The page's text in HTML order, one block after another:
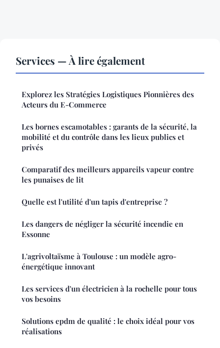
Services — À lire également
Explorez les Stratégies Logistiques Pionnières des
Acteurs du E-Commerce
Les bornes escamotables : garants de la sécurité, la
mobilité et du contrôle dans les lieux publics et
privés
Comparatif des meilleurs appareils vapeur contre
les punaises de lit
Quelle est l'utilité d'un tapis d'entreprise ?
Les dangers de négliger la sécurité incendie en
Essonne
L'agrivoltaïsme à Toulouse : un modèle agro-
énergétique innovant
Les services d'un électricien à la rochelle pour tous
vos besoins
Solutions epdm de qualité : le choix idéal pour vos
réalisations